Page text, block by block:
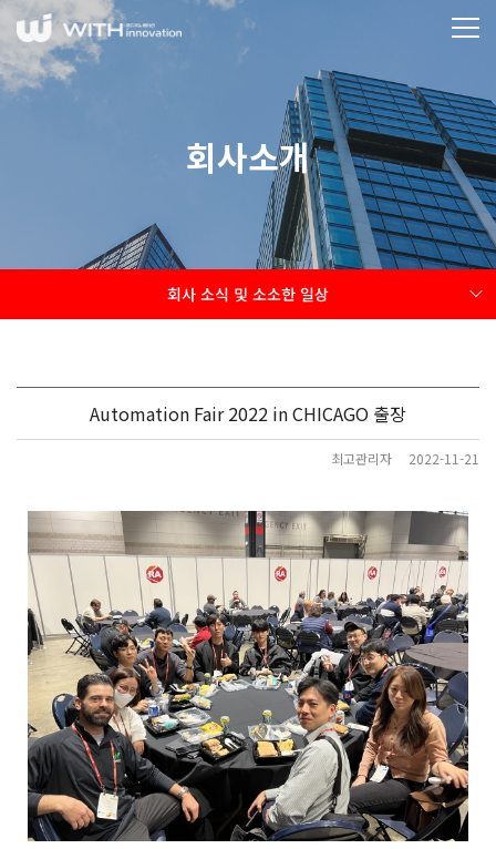
회사소개
회사 소식 및 소소한 일상
Automation Fair 2022 in CHICAGO 출장
최고관리자 2022-11-21